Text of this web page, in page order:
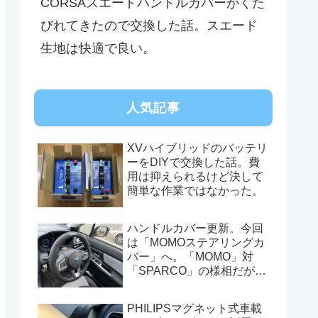
CORSAスエードハンドルカバーがくた
びれてきたので交換した話。スエード
生地は快適で良い。
人気記事
XVハイブリッドのバッテリ
ーをDIYで交換した話。費
用は抑えられるけど決して
簡単な作業ではなかった。
ハンドルカバー更新。今回
は「MOMOステアリングカ
バー」へ。「MOMO」対
「SPARCO」の様相だが、
PHILIPSマグネット式車載